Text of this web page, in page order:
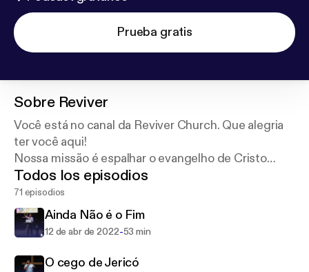
Prueba gratis
Sobre Reviver
Você está no canal da Reviver Church. Que alegria
ter você aqui!
Nossa missão é espalhar o evangelho de Cristo
através do ensino.
Todos los episodios
71 episodios
Ainda Não é o Fim
12 de abr de 2022-53 min
O cego de Jericó